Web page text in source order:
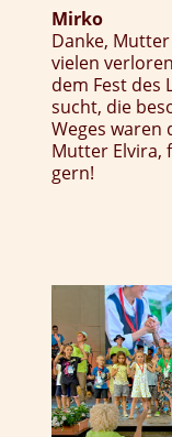
Mirko
Danke,
vielen
dem Fest des
sucht, die
Weges waren
Mutter Elvira,
gern!